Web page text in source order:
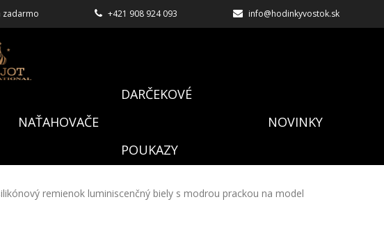
zadarmo +421 908 924 093 info@hodinkyvostok.sk
NAŤAHOVAČE
DARČEKOVÉ
POUKAZY
NOVINKY
remienok luminiscenčný biely s modrou prackou na model